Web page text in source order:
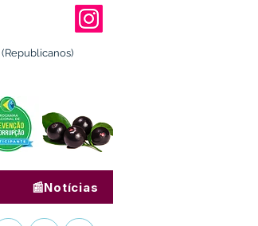
(Republicanos)
📰Notícias